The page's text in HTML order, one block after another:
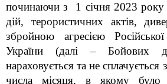
починаючи з 1 січня 2023 року
дій, терористичних актів,
збройною агресією
України (далі – Бойових
нараховується та не сплачується
числа місяця, в якому було